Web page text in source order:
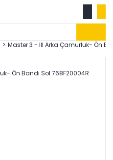
Master 3 - III Arka Çamurluk- Ön